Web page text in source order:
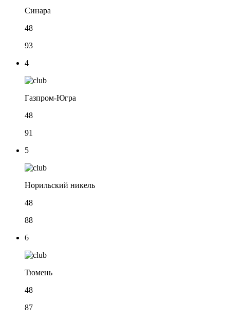
Синара
48
93
4
Газпром-Югра
48
91
5
Норильский никель
48
88
6
Тюмень
48
87